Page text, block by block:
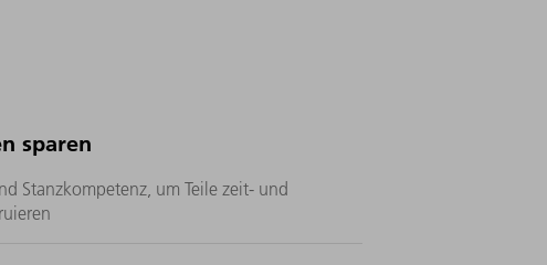
sparen
Stanzkompetenz, um Teile zeit- und